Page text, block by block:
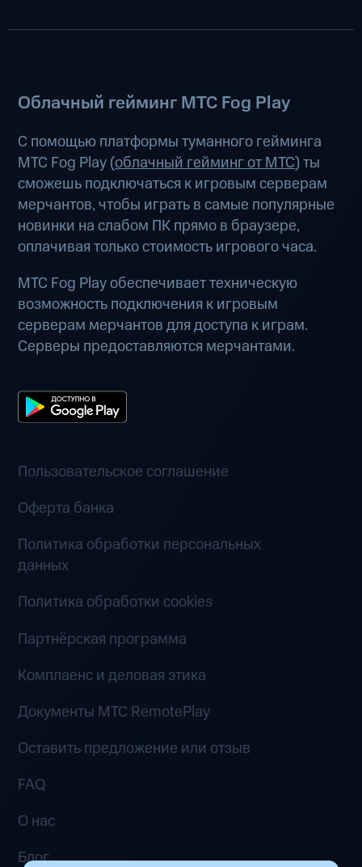
Облачный гейминг МТС Fog Play
С помощью платформы туманного гейминга
МТС Fog Play (облачный гейминг от МТС) ты
сможешь подключаться к игровым серверам
мерчантов, чтобы играть в самые популярные
новинки на слабом ПК прямо в браузере,
оплачивая только стоимость игрового часа.
МТС Fog Play обеспечивает техническую
возможность подключения к игровым
серверам мерчантов для доступа к играм.
Серверы предоставляются мерчантами.
Пользовательское соглашение
Оферта банка
Политика обработки персональных
данных
Политика обработки cookies
Партнёрская программа
Комплаенс и деловая этика
Документы MTC RemotePlay
Оставить предложение или отзыв
FAQ
О нас
Блог